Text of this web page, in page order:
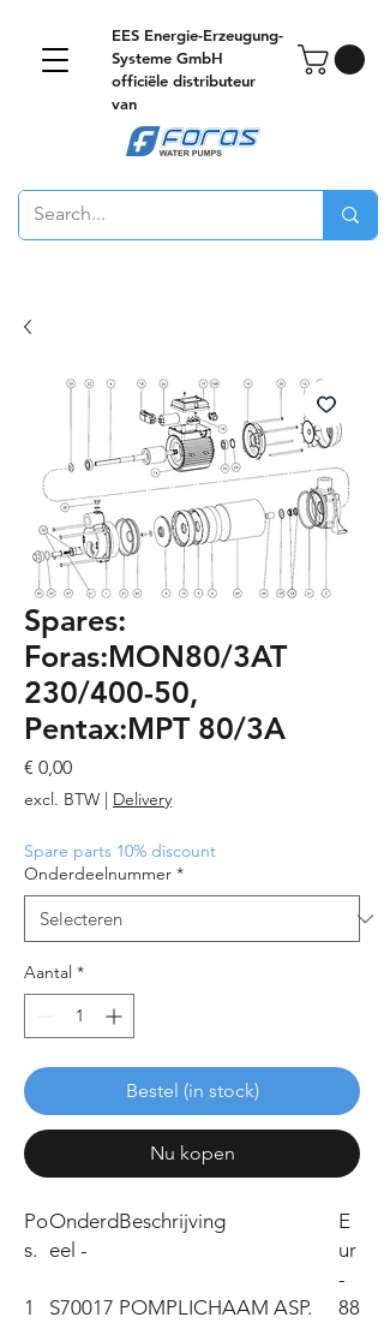
EES Energie-Erzeugung-
Systeme GmbH
officiële distributeur
van
Spares:
Foras:MON80/3AT
230/400-50,
Pentax:MPT 80/3A
€ 0,00Prijs
excl. BTW | Delivery
Spare parts 10% discount
Onderdeelnummer *
Aantal *
Bestel (in stock)
Nu kopen
Po
s.
Onderd
eel -
Beschrijving
E
ur
-
1
S70017 POMPLICHAAM ASP.
88